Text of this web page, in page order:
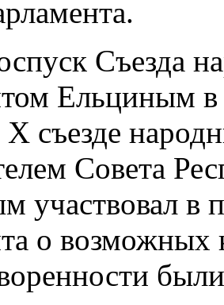
Съезда
Ельциным в
X съезде
Совета
участвовал в
о возможных